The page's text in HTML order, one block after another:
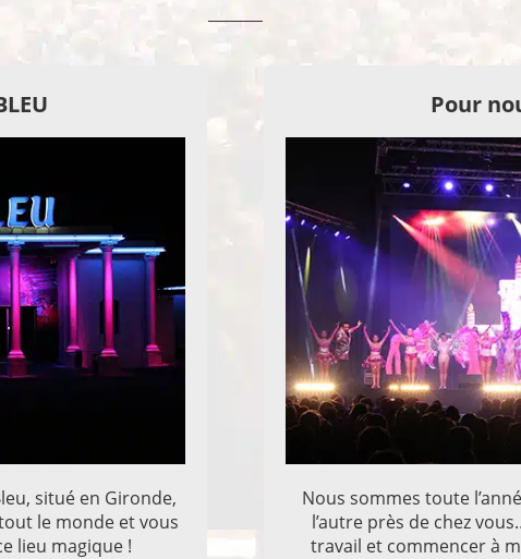
situé en Gironde,
le monde et vous
lieu magique !
Pour
Nous sommes toute
l’autre près de chez
travail et commencer à